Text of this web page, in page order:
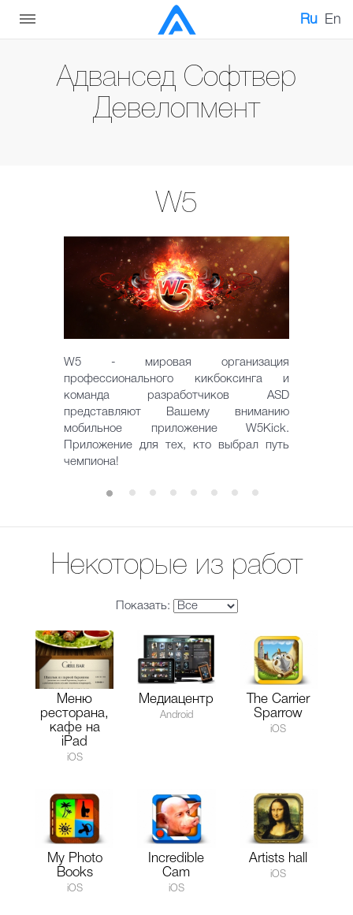
Ru En
Адвансед Софтвер
Девелопмент
W5
W5 - мировая организация
профессионального кикбоксинга и
команда разработчиков ASD
представляют Вашему вниманию
мобильное приложение W5Kick.
Приложение для тех, кто выбрал путь
чемпиона!
Некоторые из работ
Показать:
Меню
ресторана,
кафе на
iPad
iOS
Медиацентр
Android
The Carrier
Sparrow
iOS
My Photo
Books
iOS
Incredible
Cam
iOS
Artists hall
iOS